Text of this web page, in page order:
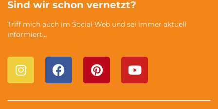
Sind wir schon vernetzt?
Triff mich auch im Social Web und sei immer aktuell
informiert…